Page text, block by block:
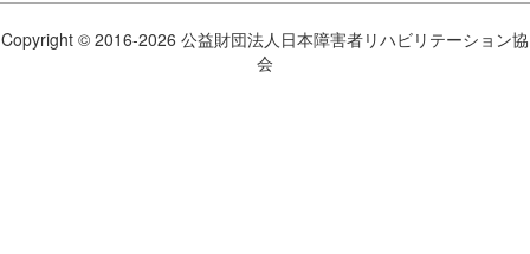
Copyright © 2016-2026 公益財団法人日本障害者リハビリテーション協
会